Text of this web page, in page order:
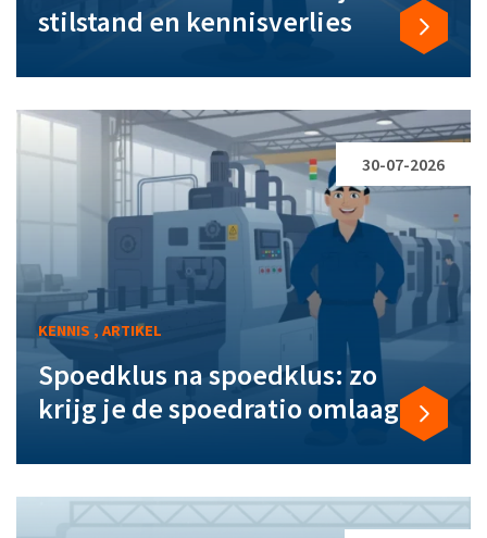
stilstand en kennisverlies
KENNIS , ARTIKEL
Spoedklus na spoedklus: zo
krijg je de spoedratio omlaag
30-07-2026